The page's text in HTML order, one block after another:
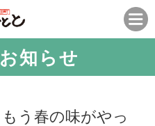
知らせ
う春の味がやっ